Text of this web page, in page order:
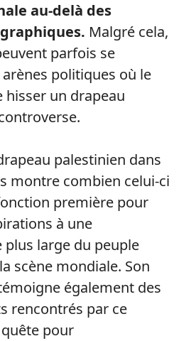
au-delà des
Malgré cela,
parfois se
politiques où le
hisser un drapeau
palestinien dans
montre combien celui-ci
première pour
à une
plus large du peuple
scène mondiale. Son
également des
rencontrés par ce
pour